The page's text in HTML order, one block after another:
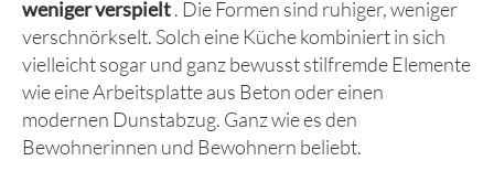
weniger verspielt. Die Formen sind ruhiger, weniger
verschnörkselt. Solch eine Küche kombiniert in sich
vielleicht sogar und ganz bewusst stilfremde Elemente
wie eine Arbeitsplatte aus Beton oder einen
modernen Dunstabzug. Ganz wie es den
Bewohnerinnen und Bewohnern beliebt.